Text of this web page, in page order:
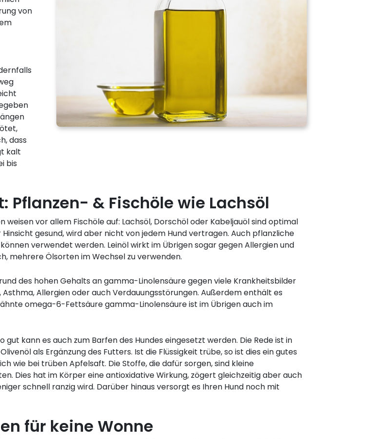
von
dass
kalt
bis
& Fischöle wie Lachsöl
vor allem Fischöle auf: Lachsöl, Dorschöl oder Kabeljauöl sind optimal
gesund, wird aber nicht von jedem Hund vertragen. Auch pflanzliche
verwendet werden. Leinöl wirkt im Übrigen sogar gegen Allergien und
mehrere Ölsorten im Wechsel zu verwenden.
des hohen Gehalts an gamma-Linolensäure gegen viele Krankheitsbilder
Allergien oder auch Verdauungsstörungen. Außerdem enthält es
omega-6-Fettsäure gamma-Linolensäure ist im Übrigen auch im
kann es auch zum Barfen des Hundes eingesetzt werden. Die Rede ist in
als Ergänzung des Futters. Ist die Flüssigkeit trübe, so ist dies ein gutes
wie bei trüben Apfelsaft. Die Stoffe, die dafür sorgen, sind kleine
Dies hat im Körper eine antioxidative Wirkung, zögert gleichzeitig aber auch
schnell ranzig wird. Darüber hinaus versorgt es Ihren Hund noch mit
für keine Wonne